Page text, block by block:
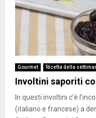
Gourmet Ricetta della
Involtini saporiti
In questi involtini c’è
(italiano e francese) a